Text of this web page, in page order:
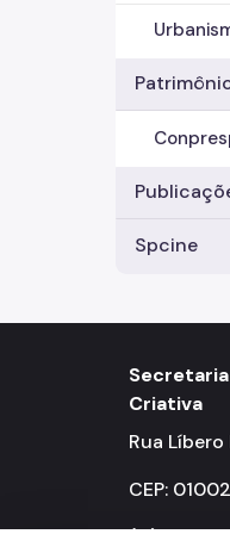
Spcine
Criativa
Rua
CEP: